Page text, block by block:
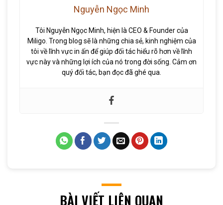
Nguyễn Ngọc Minh
Tôi Nguyễn Ngọc Minh, hiện là CEO & Founder của
Miligo. Trong blog sẽ là những chia sẻ, kinh nghiệm của
tôi về lĩnh vực in ấn để giúp đối tác hiểu rõ hơn về lĩnh
vực này và những lợi ích của nó trong đời sống. Cảm ơn
quý đối tác, bạn đọc đã ghé qua.
BÀI VIẾT LIÊN QUAN